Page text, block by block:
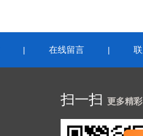
| 在线留言 |
扫一扫 更多精彩